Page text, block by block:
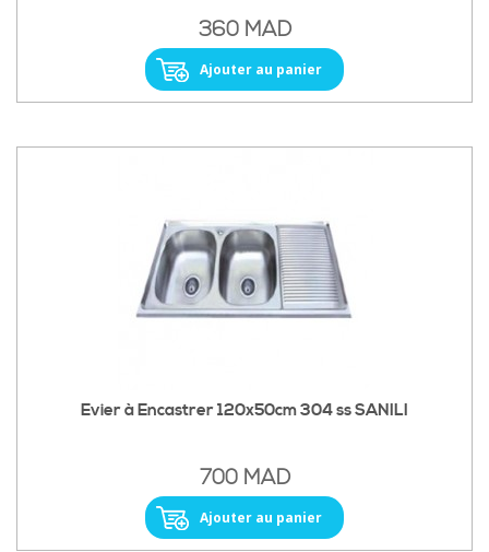
360 MAD
Ajouter au panier
Evier à Encastrer 120x50cm 304 ss SANILI
700 MAD
Ajouter au panier